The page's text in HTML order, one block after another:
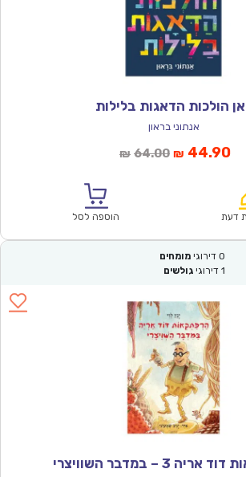
הולכות הדאגות בלילות
אנתוני בראון
₪ 64.00המחיר
₪64.00.
₪ 44.90
דעת הוספה לסל
0 דירוגי מומחים
1 דירוגי גולשים
3 – במדבר השוויצרי